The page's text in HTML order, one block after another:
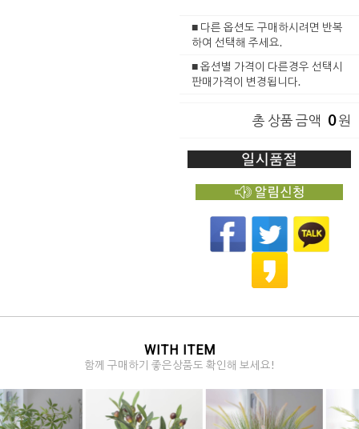
■ 다른 옵션도 구매하시려면 반복
하여 선택해 주세요.
■ 옵션별 가격이 다른경우 선택시
판매가격이 변경됩니다.
총 상품 금액 0원
WITH ITEM
함께 구매하기 좋은상품도 확인해 보세요!